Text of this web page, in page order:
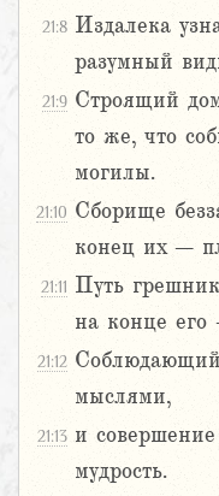
21:8 Издалека
разумный
21:9 Строящий
то же, что
могилы.
21:10 Сборище
конец их –
21:11 Путь
на конце его
21:12 Соблюдающий
мыслями,
21:13 и
мудрость.